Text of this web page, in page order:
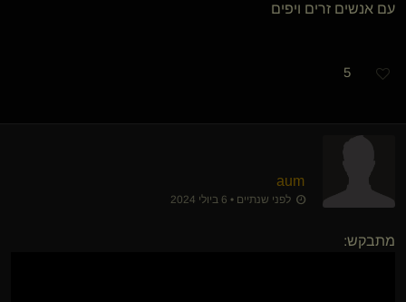
עם אנשים זרים ויפים
5
aum
לפני שנתיים • 6 ביולי 2024
מתבקש: